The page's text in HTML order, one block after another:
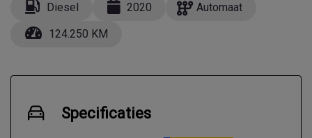
Diesel 2020
Automaat
124.250 KM
Specificaties